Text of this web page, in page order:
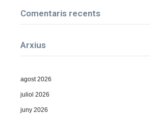
Comentaris recents
Arxius
agost 2026
juliol 2026
juny 2026